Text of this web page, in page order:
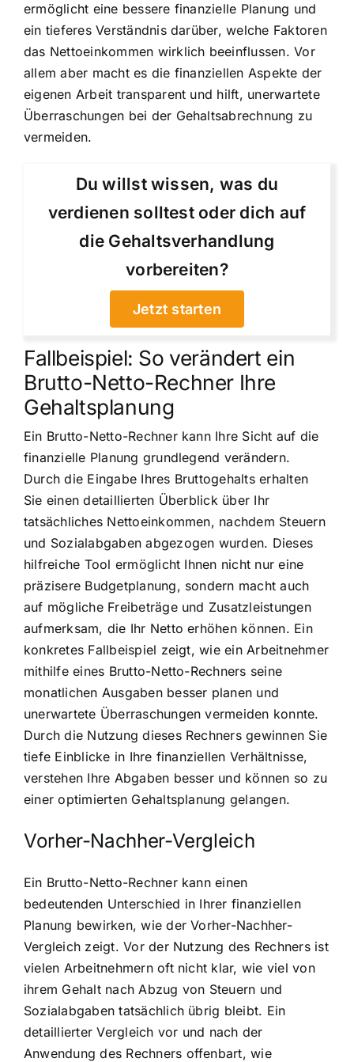
ermöglicht eine bessere finanzielle Planung und
ein tieferes Verständnis darüber, welche Faktoren
das Nettoeinkommen wirklich beeinflussen. Vor
allem aber macht es die finanziellen Aspekte der
eigenen Arbeit transparent und hilft, unerwartete
Überraschungen bei der Gehaltsabrechnung zu
vermeiden.
Du willst wissen, was du
verdienen solltest oder dich auf
die Gehaltsverhandlung
vorbereiten?
Jetzt starten
Fallbeispiel: So verändert ein
Brutto-Netto-Rechner Ihre
Gehaltsplanung
Ein Brutto-Netto-Rechner kann Ihre Sicht auf die
finanzielle Planung grundlegend verändern.
Durch die Eingabe Ihres Bruttogehalts erhalten
Sie einen detaillierten Überblick über Ihr
tatsächliches Nettoeinkommen, nachdem Steuern
und Sozialabgaben abgezogen wurden. Dieses
hilfreiche Tool ermöglicht Ihnen nicht nur eine
präzisere Budgetplanung, sondern macht auch
auf mögliche Freibeträge und Zusatzleistungen
aufmerksam, die Ihr Netto erhöhen können. Ein
konkretes Fallbeispiel zeigt, wie ein Arbeitnehmer
mithilfe eines Brutto-Netto-Rechners seine
monatlichen Ausgaben besser planen und
unerwartete Überraschungen vermeiden konnte.
Durch die Nutzung dieses Rechners gewinnen Sie
tiefe Einblicke in Ihre finanziellen Verhältnisse,
verstehen Ihre Abgaben besser und können so zu
einer optimierten Gehaltsplanung gelangen.
Vorher-Nachher-Vergleich
Ein Brutto-Netto-Rechner kann einen
bedeutenden Unterschied in Ihrer finanziellen
Planung bewirken, wie der Vorher-Nachher-
Vergleich zeigt. Vor der Nutzung des Rechners ist
vielen Arbeitnehmern oft nicht klar, wie viel von
ihrem Gehalt nach Abzug von Steuern und
Sozialabgaben tatsächlich übrig bleibt. Ein
detaillierter Vergleich vor und nach der
Anwendung des Rechners offenbart, wie